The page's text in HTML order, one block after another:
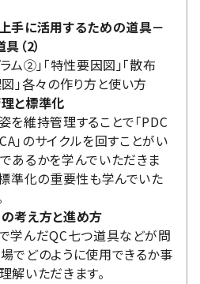
手に活用するための道具－
（2）
ラム②」「特性要因図」「散布
図」各々の作り方と使い方
と標準化
を維持管理することで「PDC
」のサイクルを回すことがい
あるかを学んでいただきま
標準化の重要性も学んでいた
考え方と進め方
学んだQC七つ道具などが問
でどのように使用できるか事
解いただきます。